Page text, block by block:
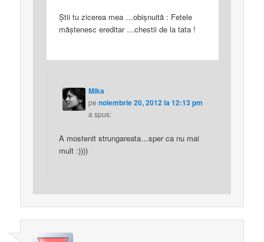
Ştii tu zicerea mea …obişnuită : Fetele
măştenesc ereditar …chestii de la tata !
Mika
penoiembrie 20, 2012 la 12:13 pm
a spus:
A mostenit strungareata…sper ca nu mai
mult :))))